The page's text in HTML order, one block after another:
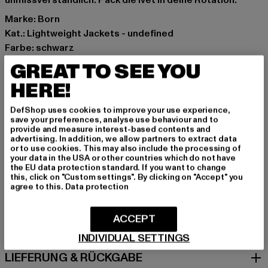
Marke: Born
Kat.: Lightweight Jackets - undefined
Farbe: schwarz
Hersteller Farbe: black
Materialzusammensetzung: 75% Polyester, 25%
Elasthan
Art.Nr: PD00007701-00007
Hersteller: Urban Styles Agency GmbH & Co. KG |
agentur@urbanstylesagency.com
Schanzenstraße 41 | 51063 Köln | DE
GRÖSSE & PASSFORM
PFLEGEHINWEISE
LIEFERUNG & RÜCKGABE
GREAT TO SEE YOU
HERE!
DefShop uses cookies to improve your use experience,
save your preferences, analyse use behaviour and to
provide and measure interest-based contents and
advertising. In addition, we allow partners to extract data
or to use cookies. This may also include the processing of
your data in the USA or other countries which do not have
the EU data protection standard. If you want to change
this, click on "Custom settings". By clicking on "Accept" you
agree to this. Data protection
INDIVIDUAL SETTINGS
ACCEPT